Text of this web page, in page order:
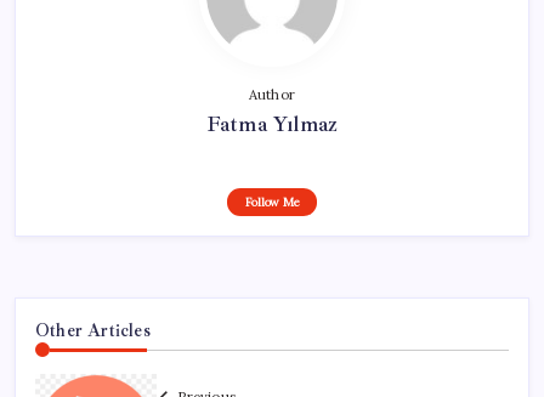
Author
Fatma Yılmaz
Follow Me
Other Articles